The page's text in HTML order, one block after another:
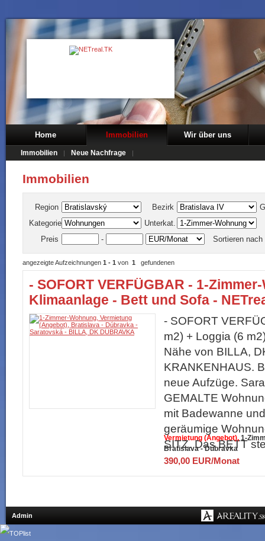
Home Immobilien
Immobilien Neue Nachfrage
Wir über uns
Immobilien
Region Bezirk
Kategorie
Unterkat.
Preis
- Sortieren nach
angezeigte Aufzeichnungen 1 - 1 von 1 gefundenen
- SOFORT VERFÜGBAR - 1-
Klimaanlage - Bett und Sofa -
- SOFORT
m2) + Loggia (6
Nähe von BILLA,
KRANKENHAUS.
neue Aufzüge.
GEMALTE
mit Badewanne
geräumige
SITZ. Das BETT
Vermietung (Angebot) 1-
Bratislava - Dúbravka
390,00 EUR/Monat
Admin